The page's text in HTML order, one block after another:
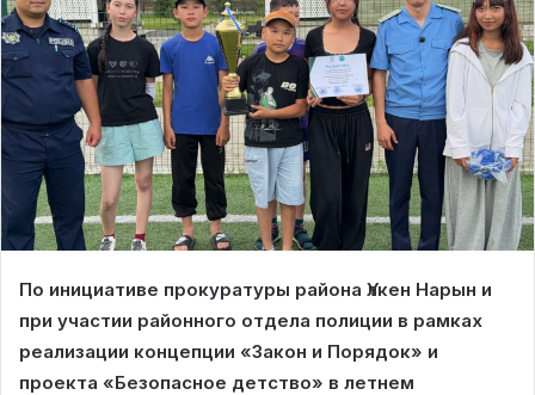
По инициативе прокуратуры района Үлкен Нарын и
при участии районного отдела полиции в рамках
реализации концепции «Закон и Порядок» и
проекта «Безопасное детство» в летнем